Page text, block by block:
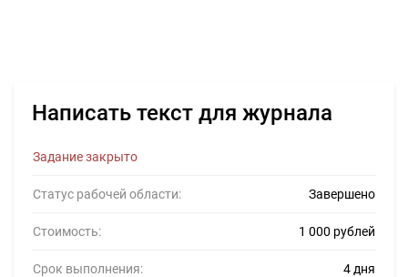
Написать текст для журнала
Задание закрыто
Статус рабочей области: Завершено
Стоимость: 1 000 рублей
Срок выполнения: 4 дня